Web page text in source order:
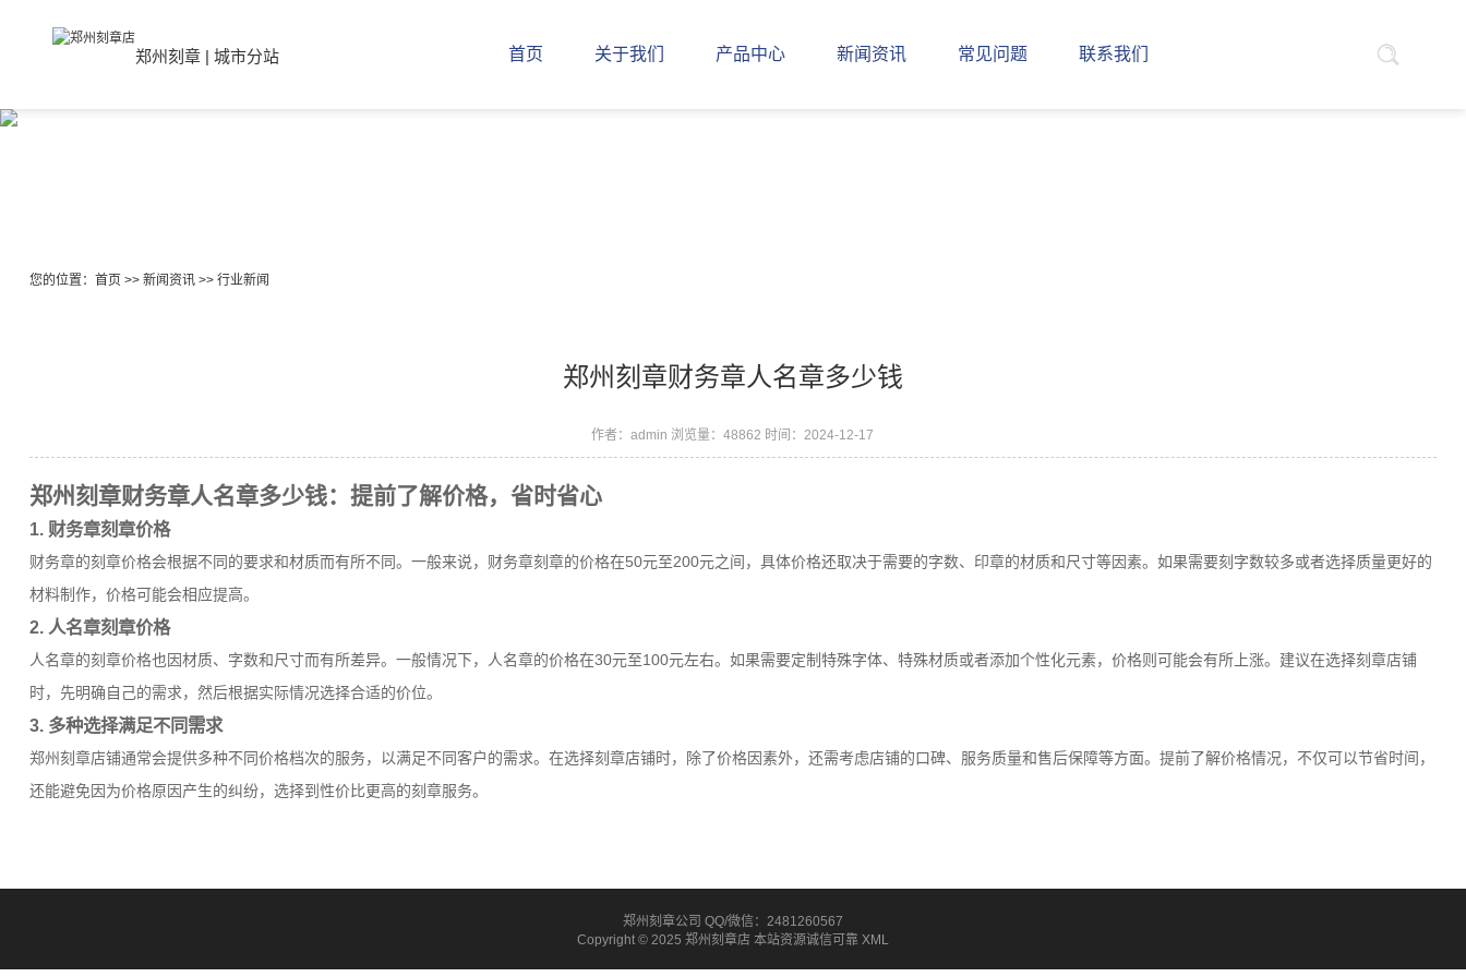
郑州刻章 | 城市分站 首页 关于我们 产品中心 新闻资讯 常见问题 联系我们
您的位置： 首页>> 新闻资讯>> 行业新闻
郑州刻章财务章人名章多少钱
作者：admin 浏览量：48862 时间：2024-12-17
郑州刻章财务章人名章多少钱：提前了解价格，省时省心
1. 财务章刻章价格
财务章的刻章价格会根据不同的要求和材质而有所不同。一般来说，财务章刻章的价格在50元至200元之间，具体价格还取决于需要的字数、印章的材质和尺寸等因素。如果需要刻字数较多或者选择质量更好的
材料制作，价格可能会相应提高。
2. 人名章刻章价格
人名章的刻章价格也因材质、字数和尺寸而有所差异。一般情况下，人名章的价格在30元至100元左右。如果需要定制特殊字体、特殊材质或者添加个性化元素，价格则可能会有所上涨。建议在选择刻章店铺
时，先明确自己的需求，然后根据实际情况选择合适的价位。
3. 多种选择满足不同需求
郑州刻章店铺通常会提供多种不同价格档次的服务，以满足不同客户的需求。在选择刻章店铺时，除了价格因素外，还需考虑店铺的口碑、服务质量和售后保障等方面。提前了解价格情况，不仅可以节省时间，
还能避免因为价格原因产生的纠纷，选择到性价比更高的刻章服务。
郑州刻章公司 QQ/微信：2481260567
Copyright © 2025 郑州刻章店 本站资源诚信可靠 XML